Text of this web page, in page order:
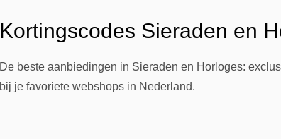
Kortingscodes Sieraden en
De beste aanbiedingen in Sieraden en Horloges:
bij je favoriete webshops in Nederland.